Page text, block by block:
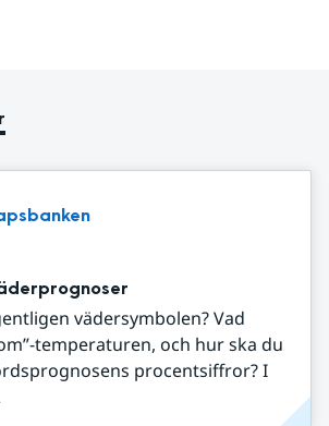
vädersymbolen? Vad
temperaturen, och hur ska du
procentsiffror? I